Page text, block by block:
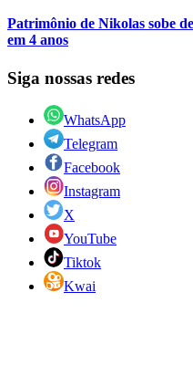
Patrimônio de Nikolas sobe
em 4 anos
Siga nossas redes
WhatsApp
Telegram
Facebook
Instagram
X
YouTube
Tiktok
Kwai